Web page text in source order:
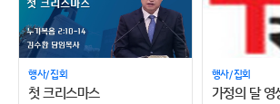
행사/집회
첫 크리스마스
행사/집회